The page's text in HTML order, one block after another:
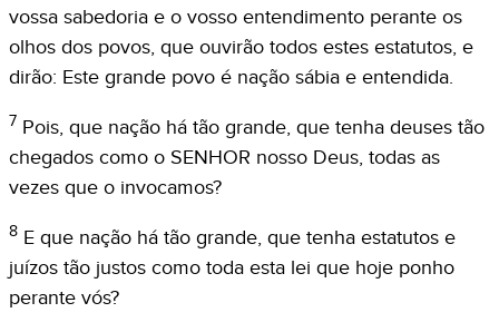
vossa sabedoria e o vosso entendimento perante os
olhos dos povos, que ouvirão todos estes estatutos, e
dirão: Este grande povo é nação sábia e entendida.
7 Pois, que nação há tão grande, que tenha deuses tão
chegados como o SENHOR nosso Deus, todas as
vezes que o invocamos?
8 E que nação há tão grande, que tenha estatutos e
juízos tão justos como toda esta lei que hoje ponho
perante vós?